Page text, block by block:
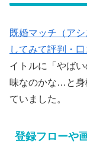
既婚マッチ（ア
してみて評判・
イトルに「やば
味なのかな…と身
ていました。
登録フローや